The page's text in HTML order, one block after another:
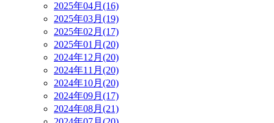
2025年04月(16)
2025年03月(19)
2025年02月(17)
2025年01月(20)
2024年12月(20)
2024年11月(20)
2024年10月(20)
2024年09月(17)
2024年08月(21)